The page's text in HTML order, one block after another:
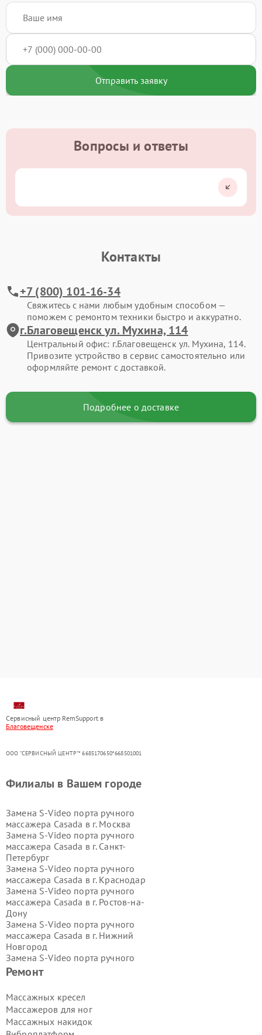
Отправить заявку
Вопросы и ответы
Контакты
+7 (800) 101-16-34
Свяжитесь с нами любым удобным способом —
поможем с ремонтом техники быстро и аккуратно.
г.Благовещенск ул. Мухина, 114
Центральный офис: г.Благовещенск ул. Мухина, 114.
Привозите устройство в сервис самостоятельно или
оформляйте ремонт с доставкой.
Подробнее о доставке
Сервисный центр RemSupport в
Благовещенске
ООО "СЕРВИСНЫЙ ЦЕНТР"* 6685170650*668501001
Ремонт
Массажных кресел
Массажеров для ног
Массажных накидок
Филиалы в Вашем городе
Замена S-Video порта ручного
массажера Casada в г. Москва
Замена S-Video порта ручного
массажера Casada в г. Санкт-
Петербург
Замена S-Video порта ручного
массажера Casada в г. Краснодар
Замена S-Video порта ручного
массажера Casada в г. Ростов-на-
Дону
Замена S-Video порта ручного
массажера Casada в г. Нижний
Новгород
Замена S-Video порта ручного
массажера Casada в г.
Замена S-Video порта ручного
Замена S-Video порта ручного
массажера Casada в г.
Замена S-Video порта ручного